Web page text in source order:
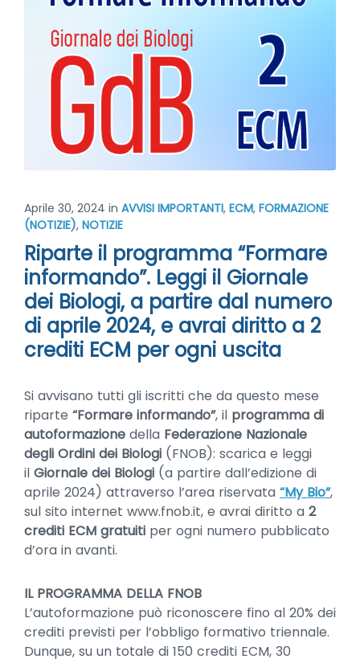
Aprile 30, 2024 in AVVISI IMPORTANTI, ECM, FORMAZIONE
(NOTIZIE), NOTIZIE
Riparte il programma “Formare
informando”. Leggi il Giornale
dei Biologi, a partire dal numero
di aprile 2024, e avrai diritto a 2
crediti ECM per ogni uscita
Si avvisano tutti gli iscritti che da questo mese
riparte “Formare informando”, il programma di
autoformazione della Federazione Nazionale
degli Ordini dei Biologi (FNOB): scarica e leggi
il Giornale dei Biologi (a partire dall’edizione di
aprile 2024) attraverso l’area riservata “My Bio”,
sul sito internet www.fnob.it, e avrai diritto a 2
crediti ECM gratuiti per ogni numero pubblicato
d’ora in avanti.
IL PROGRAMMA DELLA FNOB
L’autoformazione può riconoscere fino al 20% dei
crediti previsti per l’obbligo formativo triennale.
Dunque, su un totale di 150 crediti ECM, 30